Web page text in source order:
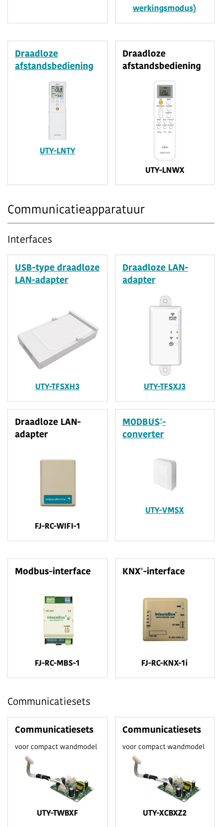
werkingsmodus)
Draadloze
afstandsbediening
UTY-LNTY
Draadloze
afstandsbediening
UTY-LNWX
Communicatieapparatuur
Interfaces
USB-type draadloze
LAN-adapter
UTY-TFSXH3
Draadloze LAN-
adapter
UTY-TFSXJ3
Draadloze LAN-
adapter
FJ-RC-WIFI-1
MODBUS®-
converter
UTY-VMSX
Modbus-interface
FJ-RC-MBS-1
KNX®-interface
FJ-RC-KNX-1i
Communicatiesets
Communicatiesets
voor compact wandmodel
UTY-TWBXF
Communicatiesets
voor compact wandmodel
UTY-XCBXZ2